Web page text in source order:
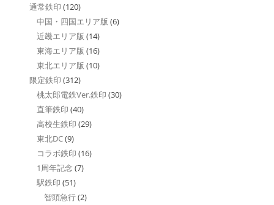
通常鉄印 (120)
中国・四国エリア版 (6)
近畿エリア版 (14)
東海エリア版 (16)
東北エリア版 (10)
限定鉄印 (312)
桃太郎電鉄Ver.鉄印 (30)
直筆鉄印 (40)
高校生鉄印 (29)
東北DC(9)
コラボ鉄印 (16)
1周年記念 (7)
駅鉄印 (51)
智頭急行(2)